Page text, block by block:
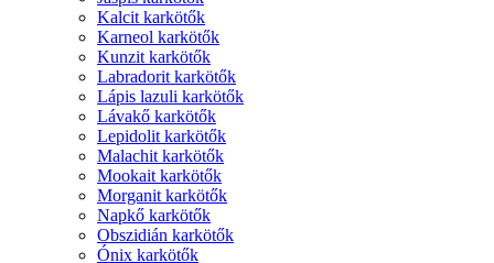
Kalcit karkötők
Karneol karkötők
Kunzit karkötők
Labradorit karkötők
Lápis lazuli karkötők
Lávakő karkötők
Lepidolit karkötők
Malachit karkötők
Mookait karkötők
Morganit karkötők
Napkő karkötők
Obszidián karkötők
Ónix karkötők